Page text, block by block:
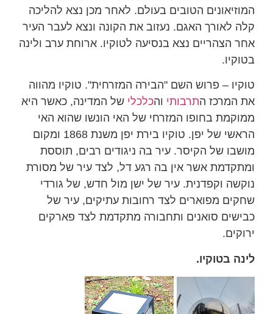
המוזיאונים הטובים בעולם. לאחר מכן נצא להליכה
קלה לאורך האגם. נעזוב את הקונה ונצא לעבר העיר
אחר הצהריים נצא בנסיעה לטוקיו. ארוחת ערב ולינה
בטוקיו.
טוקיו – פרוש השם "הבירה המזרחית". טוקיו מהווה
את המרכז התרבותי והכלכלי של המדינה, כאשר היא
ממוקמת בחופו המזרחי של האי הונשו שהוא האי
הראשי של יפן. טוקיו בירת יפן משנת 1868 ומקום
מושבו של הקיסר. עיר בה ניגודים רבים, תוססת
ומתקדמת אשר אין בה רגע דל, לצד עיר של מסורת
נוקשה וקפדנית. עיר של ישן מול חדש, של גורדי
שחקים מפוארים לצד רחובות עתיקים, עיר של
כבישים סואנים ותחבורה מתקדמת לצד פארקים
ירוקים.
לינה בטוקיו.